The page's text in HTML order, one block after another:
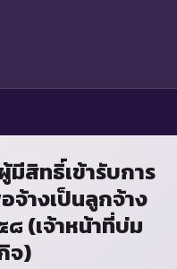
มีสิทธิ์เข้ารับการ
างเป็นลูกจ้าง
(เจ้าหน้าที่บ่ม
จ)